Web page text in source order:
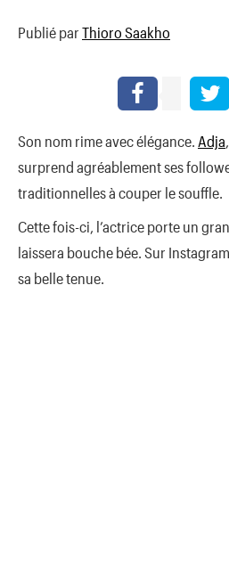
Publié par Thioro Saakho
Son nom rime avec élégance. Adja
surprend agréablement ses
traditionnelles à couper le souffle.
Cette fois-ci, l’actrice porte un
laissera bouche bée. Sur
sa belle tenue.